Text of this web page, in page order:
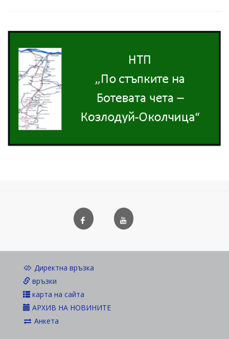
Директна връзка
връзки
карта на сайта
АРХИВ НА НОВИНИТЕ
Анкета